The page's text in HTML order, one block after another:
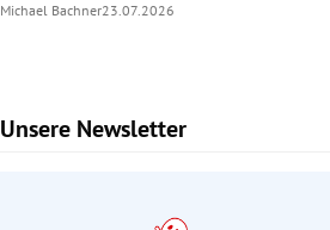
Michael Bachner23.07.2026
Unsere Newsletter
Slide 1 von 9